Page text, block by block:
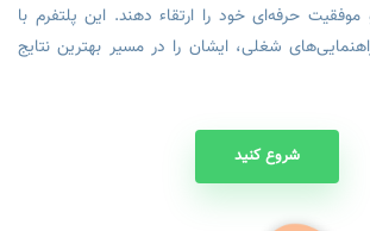
حرفه‌ای خود را ارتقاء دهند. این پلتفرم با
شغلی، ایشان را در مسیر بهترین نتایج
شروع کنید